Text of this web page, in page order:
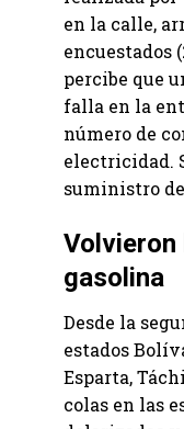
en la calle,
encuestados
percibe que
falla en la
número de
electricidad.
suministro
Volvieron
gasolina
Desde la
estados
Esparta,
colas en las